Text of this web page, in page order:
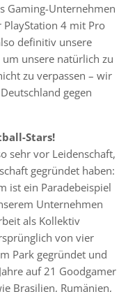
Gaming-Unternehmen
4 mit Pro
definitiv unsere
um unsere natürlich zu
zu verpassen – wir
gegen
Stars!
sehr vor Leidenschaft,
gegründet haben:
ist ein Paradebeispiel
Unternehmen
als Kollektiv
von vier
Park gegründet und
auf 21 Goodgamer
Brasilien, Rumänien,